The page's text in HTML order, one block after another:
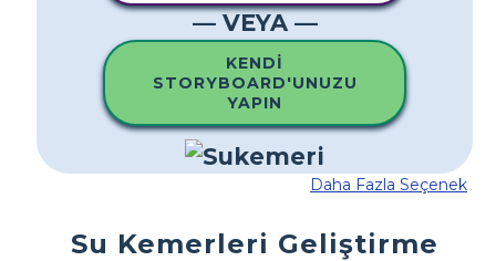
— VEYA —
KENDI
STORYBOARD'UNUZU
YAPIN
Daha Fazla Seçenek
Su Kemerleri Geliştirme